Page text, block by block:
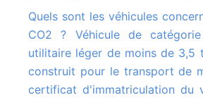
Quels sont les véhicules concernés par le malus
CO2 ? Véhicule de
utilitaire léger de moins de 3,5
construit pour le transport de
certificat d'immatriculation du